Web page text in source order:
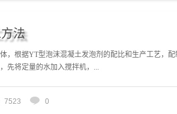
法
，根据YT型泡沫混凝土发泡剂的配比和生产工艺，
先将定量的水加入搅拌机，...
7523 0